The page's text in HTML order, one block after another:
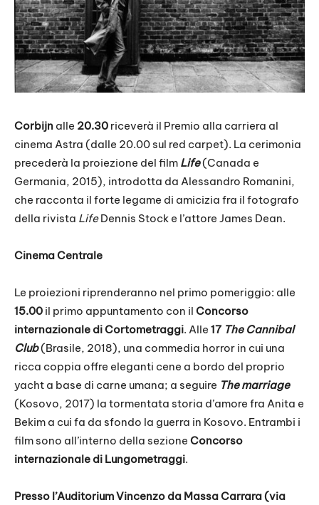
Corbijn alle 20.30 riceverà il Premio alla carriera al
cinema Astra (dalle 20.00 sul red carpet). La cerimonia
precederà la proiezione del film Life(Canada e
Germania, 2015), introdotta da Alessandro Romanini,
che racconta il forte legame di amicizia fra il fotografo
della rivista LifeDennis Stock e l’attore James Dean.
Cinema Centrale
Le proiezioni riprenderanno nel primo pomeriggio: alle
15.00 il primo appuntamento con il Concorso
internazionale di Cortometraggi. Alle 17 The Cannibal
Club(Brasile, 2018), una commedia horror in cui una
ricca coppia offre eleganti cene a bordo del proprio
yacht a base di carne umana; a seguire The marriage
(Kosovo, 2017) la tormentata storia d’amore fra Anita e
Bekim a cui fa da sfondo la guerra in Kosovo. Entrambi i
film sono all’interno della sezione Concorso
internazionale di Lungometraggi.
Presso l’Auditorium Vincenzo da Massa Carrara (via